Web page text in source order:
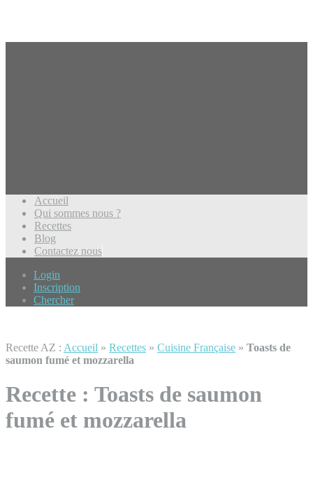
Accueil
Qui sommes nous ?
Recettes
Blog
Contactez nous
Login
Inscription
Chercher
Recette AZ : Accueil » Recettes » Cuisine Française » Toasts de
saumon fumé et mozzarella
Recette : Toasts de saumon
fumé et mozzarella